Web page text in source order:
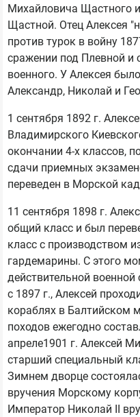
Михайловича Щастного
Щастной. Отец Алексея
против турок в войну
сражении под Плевной и
военного. У Алексея
Александр, Николай и
1 сентября 1892 г.
Владимирского
окончании 4-х классов,
сдачи приемных
переведен в Морской
11 сентября 1898 г.
общий класс и был
класс с производством
гардемарины. С этого
действительной
с 1897 г., Алексей
кораблях в Балтийском
походов ежегодно
апреле1901 г. Алексей
старший специальный
Зимнем дворце
вручения Морскому
Император Николай II